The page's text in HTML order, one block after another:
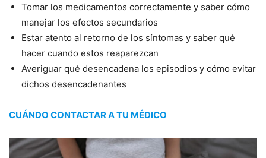
Tomar los medicamentos correctamente y saber cómo
manejar los efectos secundarios
Estar atento al retorno de los síntomas y saber qué
hacer cuando estos reaparezcan
Averiguar qué desencadena los episodios y cómo evitar
dichos desencadenantes
CUÁNDO CONTACTAR A TU MÉDICO